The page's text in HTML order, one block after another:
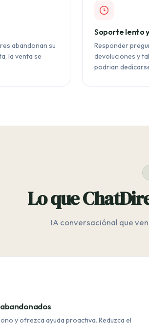
abandonan su
la venta se
Soporte lento
Responder
devoluciones y
podrian
Lo que
IA conversaciónal que
y ofrezca ayuda proactiva. Reduzca el